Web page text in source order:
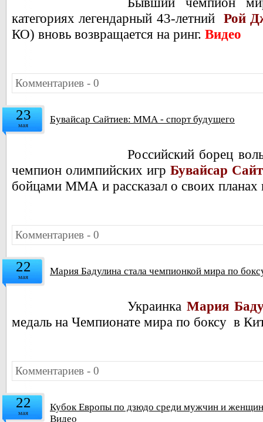
категориях легендарный 43-летний Рой
КО) вновь возвращается на ринг. Видео
Комментариев - 0
23
мая Бувайсар Сайтиев: ММА - спорт будущего
Российский борец
чемпион олимпийских игр Бувайсар
бойцами ММА и рассказал о своих планах
Комментариев - 0
22
мая Мария Бадулина стала чемпионкой мира по
УкраинкаМария
медаль на Чемпионате мира по боксу в
Комментариев - 0
22
мая
Кубок Европы по дзюдо среди мужчин и женщин
Видео